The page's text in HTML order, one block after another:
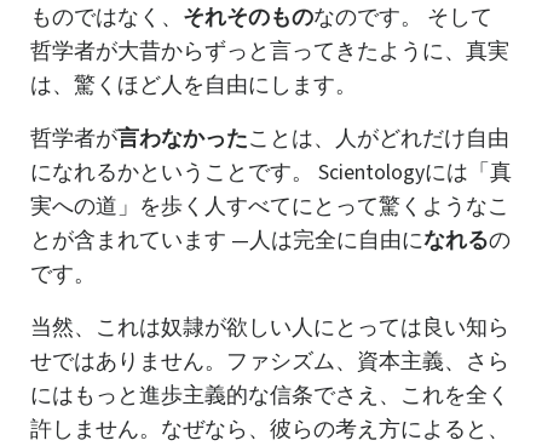
ものではなく、 それそのものなのです。 そして
哲学者が大昔からずっと言ってきたように、真実
は、驚くほど人を自由にします。
哲学者が言わなかったことは、人がどれだけ自由
になれるかということです。 Scientologyには「真
実への道」を歩く人すべてにとって驚くようなこ
とが含まれています —人は完全に自由になれるの
です。
当然、これは奴隷が欲しい人にとっては良い知ら
せではありません。ファシズム、資本主義、さら
にはもっと進歩主義的な信条でさえ、これを全く
許しません。なぜなら、彼らの考え方によると、